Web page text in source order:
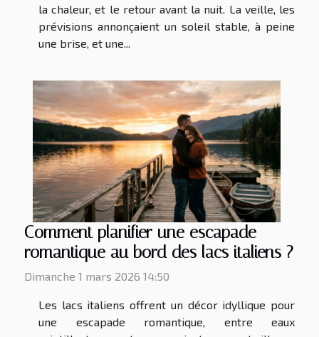
la chaleur, et le retour avant la nuit. La veille, les
prévisions annonçaient un soleil stable, à peine
une brise, et une...
Comment planifier une escapade
romantique au bord des lacs italiens ?
Dimanche 1 mars 2026 14:50
Les lacs italiens offrent un décor idyllique pour
une escapade romantique, entre eaux